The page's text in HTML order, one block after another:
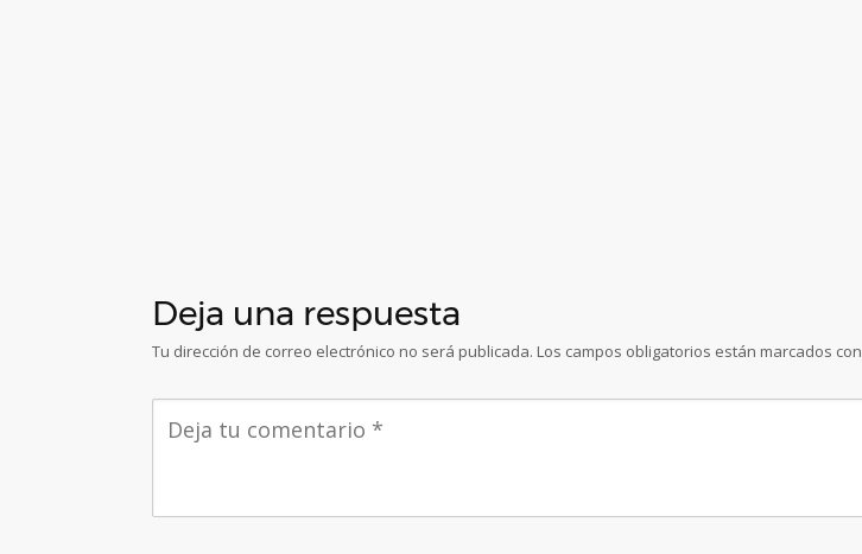
Deja una respuesta
Tu dirección de correo electrónico no será publicada. Los campos obligatorios están marcados con